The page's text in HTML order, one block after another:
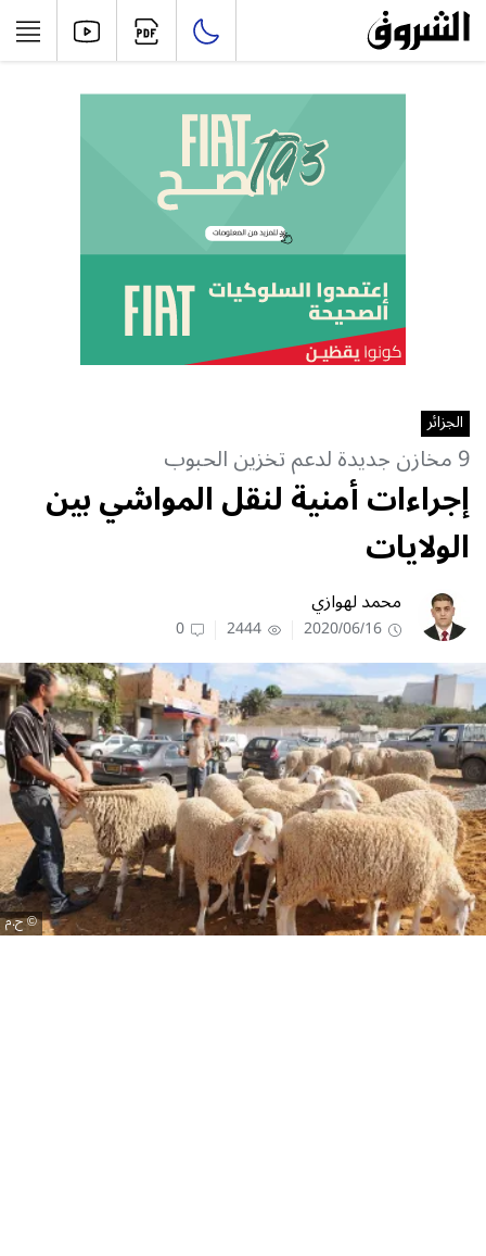
الجزائر
9 مخازن جديدة لدعم تخزين الحبوب
إجراءات أمنية لنقل المواشي بين
الولايات
محمد لهوازي
2020/06/16
2444
0
ح.م